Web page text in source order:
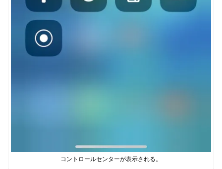
コントロールセンターが表示される。